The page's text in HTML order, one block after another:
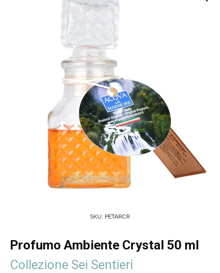
SKU: PETARCR
Profumo Ambiente Crystal 50 ml
Collezione Sei Sentieri